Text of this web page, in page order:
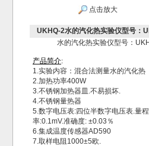
点击放大
UKHQ-2水的汽化热实验仪型号：
水的汽化热实验仪型号：
产品简介:
1.实验内容：混合法测量水的汽化热
2.加热功率400W
3.不锈钢加热器皿.不易损坏.
4.不锈钢量热器
5.数字电压表:四位半数字电压表.量
率:0.1mV.准确度: ±0.03％
6.集成温度传感器AD590
7.取样电阻1000±5欧.